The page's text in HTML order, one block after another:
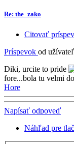
Re: the_zako
Citovať
Príspevok od
Diki, urcite to pride
fore...bola tu velmi
Hore
Napísať odpoveď
Náhľad pre tlač